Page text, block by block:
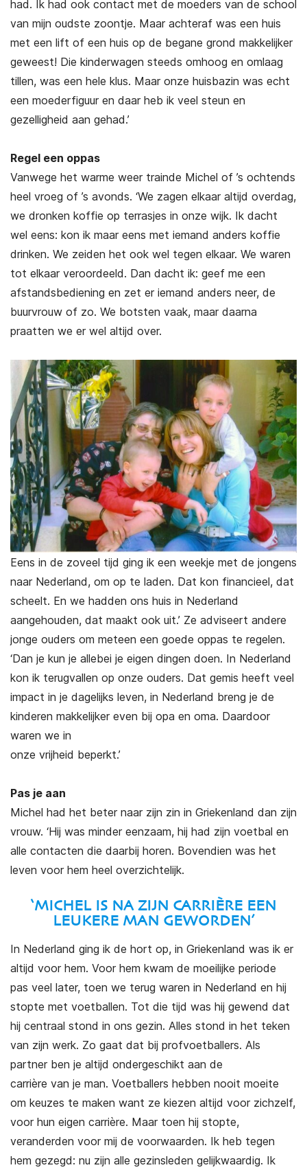
had. Ik had ook contact met de moeders van de school
van mijn oudste zoontje. Maar achteraf was een huis
met een lift of een huis op de begane grond makkelijker
geweest! Die kinderwagen steeds omhoog en omlaag
tillen, was een hele klus. Maar onze huisbazin was echt
een moederfiguur en daar heb ik veel steun en
gezelligheid aan gehad.’
Regel een oppas
Vanwege het warme weer trainde Michel of ’s ochtends
heel vroeg of ’s avonds. ‘We zagen elkaar altijd overdag,
we dronken koffie op terrasjes in onze wijk. Ik dacht
wel eens: kon ik maar eens met iemand anders koffie
drinken. We zeiden het ook wel tegen elkaar. We waren
tot elkaar veroordeeld. Dan dacht ik: geef me een
afstandsbediening en zet er iemand anders neer, de
buurvrouw of zo. We botsten vaak, maar daarna
praatten we er wel altijd over.
Eens in de zoveel tijd ging ik een weekje met de jongens
naar Nederland, om op te laden. Dat kon financieel, dat
scheelt. En we hadden ons huis in Nederland
aangehouden, dat maakt ook uit.’ Ze adviseert andere
jonge ouders om meteen een goede oppas te regelen.
‘Dan je kun je allebei je eigen dingen doen. In Nederland
kon ik terugvallen op onze ouders. Dat gemis heeft veel
impact in je dagelijks leven, in Nederland breng je de
kinderen makkelijker even bij opa en oma. Daardoor
waren we in
onze vrijheid beperkt.’
Pas je aan
Michel had het beter naar zijn zin in Griekenland dan zijn
vrouw. ‘Hij was minder eenzaam, hij had zijn voetbal en
alle contacten die daarbij horen. Bovendien was het
leven voor hem heel overzichtelijk.
‘MICHEL IS NA ZIJN CARRIÈRE EEN
LEUKERE MAN GEWORDEN’
In Nederland ging ik de hort op, in Griekenland was ik er
altijd voor hem. Voor hem kwam de moeilijke periode
pas veel later, toen we terug waren in Nederland en hij
stopte met voetballen. Tot die tijd was hij gewend dat
hij centraal stond in ons gezin. Alles stond in het teken
van zijn werk. Zo gaat dat bij profvoetballers. Als
partner ben je altijd ondergeschikt aan de
carrière van je man. Voetballers hebben nooit moeite
om keuzes te maken want ze kiezen altijd voor zichzelf,
voor hun eigen carrière. Maar toen hij stopte,
veranderden voor mij de voorwaarden. Ik heb tegen
hem gezegd: nu zijn alle gezinsleden gelijkwaardig. Ik